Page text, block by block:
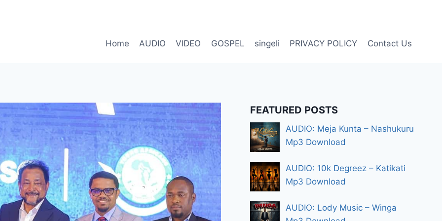
Home AUDIO VIDEO GOSPEL singeli PRIVACY POLICY Contact Us
FEATURED POSTS
AUDIO: Meja Kunta – Nashukuru
Mp3 Download
AUDIO: 10k Degreez – Katikati
Mp3 Download
AUDIO: Lody Music – Winga